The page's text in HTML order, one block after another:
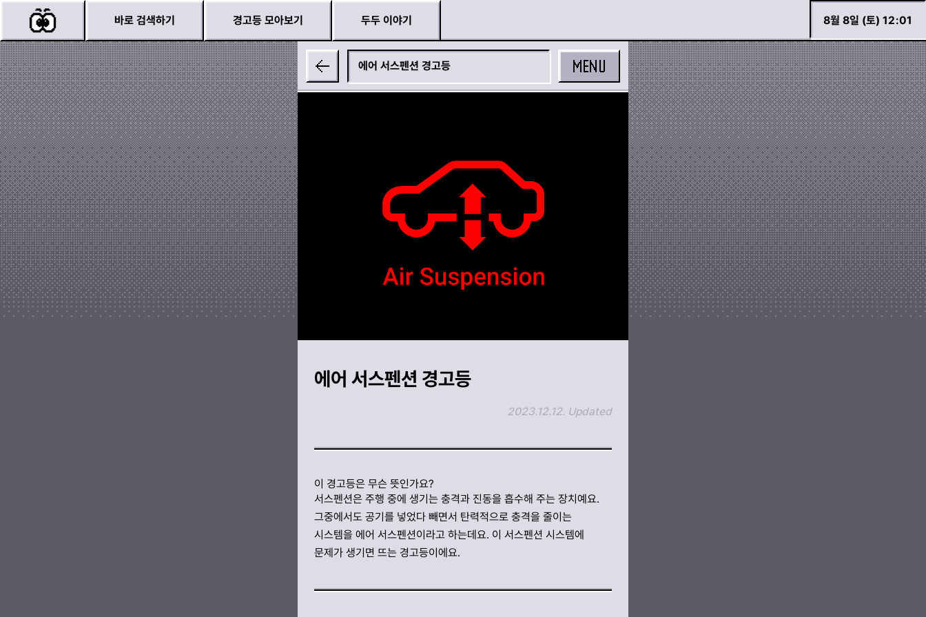
바로 검색하기 경고등 모아보기 두두 이야기 8월 8일 (토) 12:01
MENU
바로 검색하기
경고등 모아보기
두두 이야기
에어 서스펜션 경고등
에어 서스펜션 경고등
2023.12.12. Updated
이 경고등은 무슨 뜻인가요?
서스펜션은 주행 중에 생기는 충격과 진동을 흡수해 주는 장치예요.
그중에서도 공기를 넣었다 빼면서 탄력적으로 충격을 줄이는
시스템을 에어 서스펜션이라고 하는데요. 이 서스펜션 시스템에
문제가 생기면 뜨는 경고등이에요.